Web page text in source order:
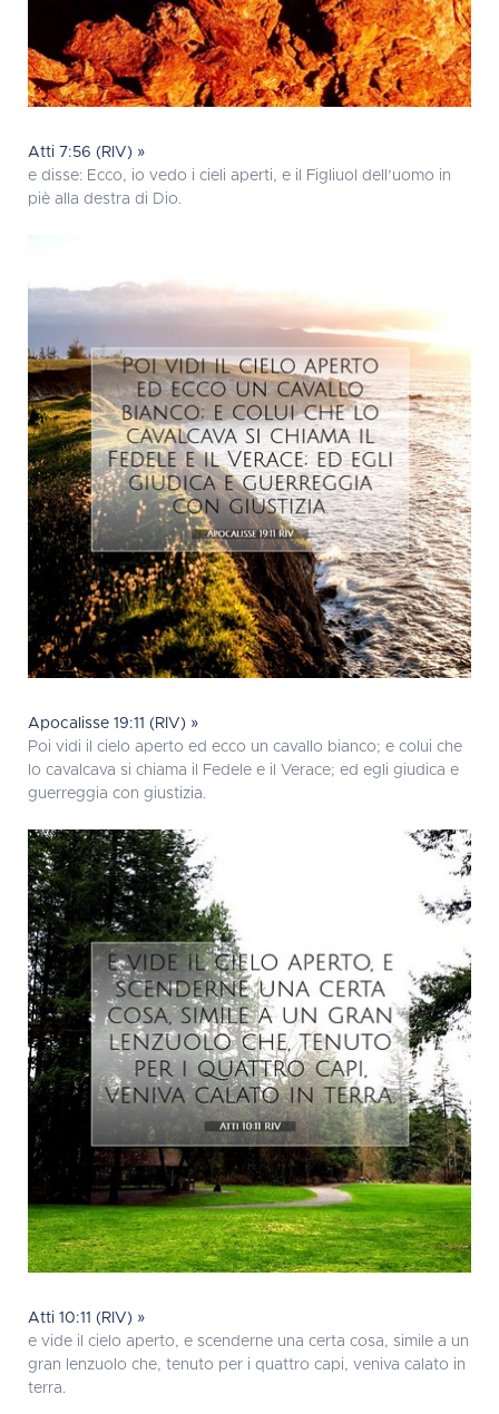
Atti 7:56 (RIV) »
e disse: Ecco, io vedo i cieli aperti, e il Figliuol dell’uomo in
piè alla destra di Dio.
Apocalisse 19:11 (RIV) »
Poi vidi il cielo aperto ed ecco un cavallo bianco; e colui che
lo cavalcava si chiama il Fedele e il Verace; ed egli giudica e
guerreggia con giustizia.
Atti 10:11 (RIV) »
e vide il cielo aperto, e scenderne una certa cosa, simile a un
gran lenzuolo che, tenuto per i quattro capi, veniva calato in
terra.